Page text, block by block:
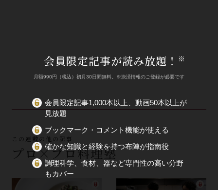
この連載の他の記事
プロ×プロ料理塾
会員限定記事が読み放題！ ※
月額990円（税込）初月30日間無料。※決済情報のご登録が必要です
会員限定記事1,000本以上、動画50本以上が
見放題
ブックマーク・コメント機能が使える
確かな知識と経験を持つ布陣が指南役
調理科学、食材、器など専門性の高い分野
もカバー